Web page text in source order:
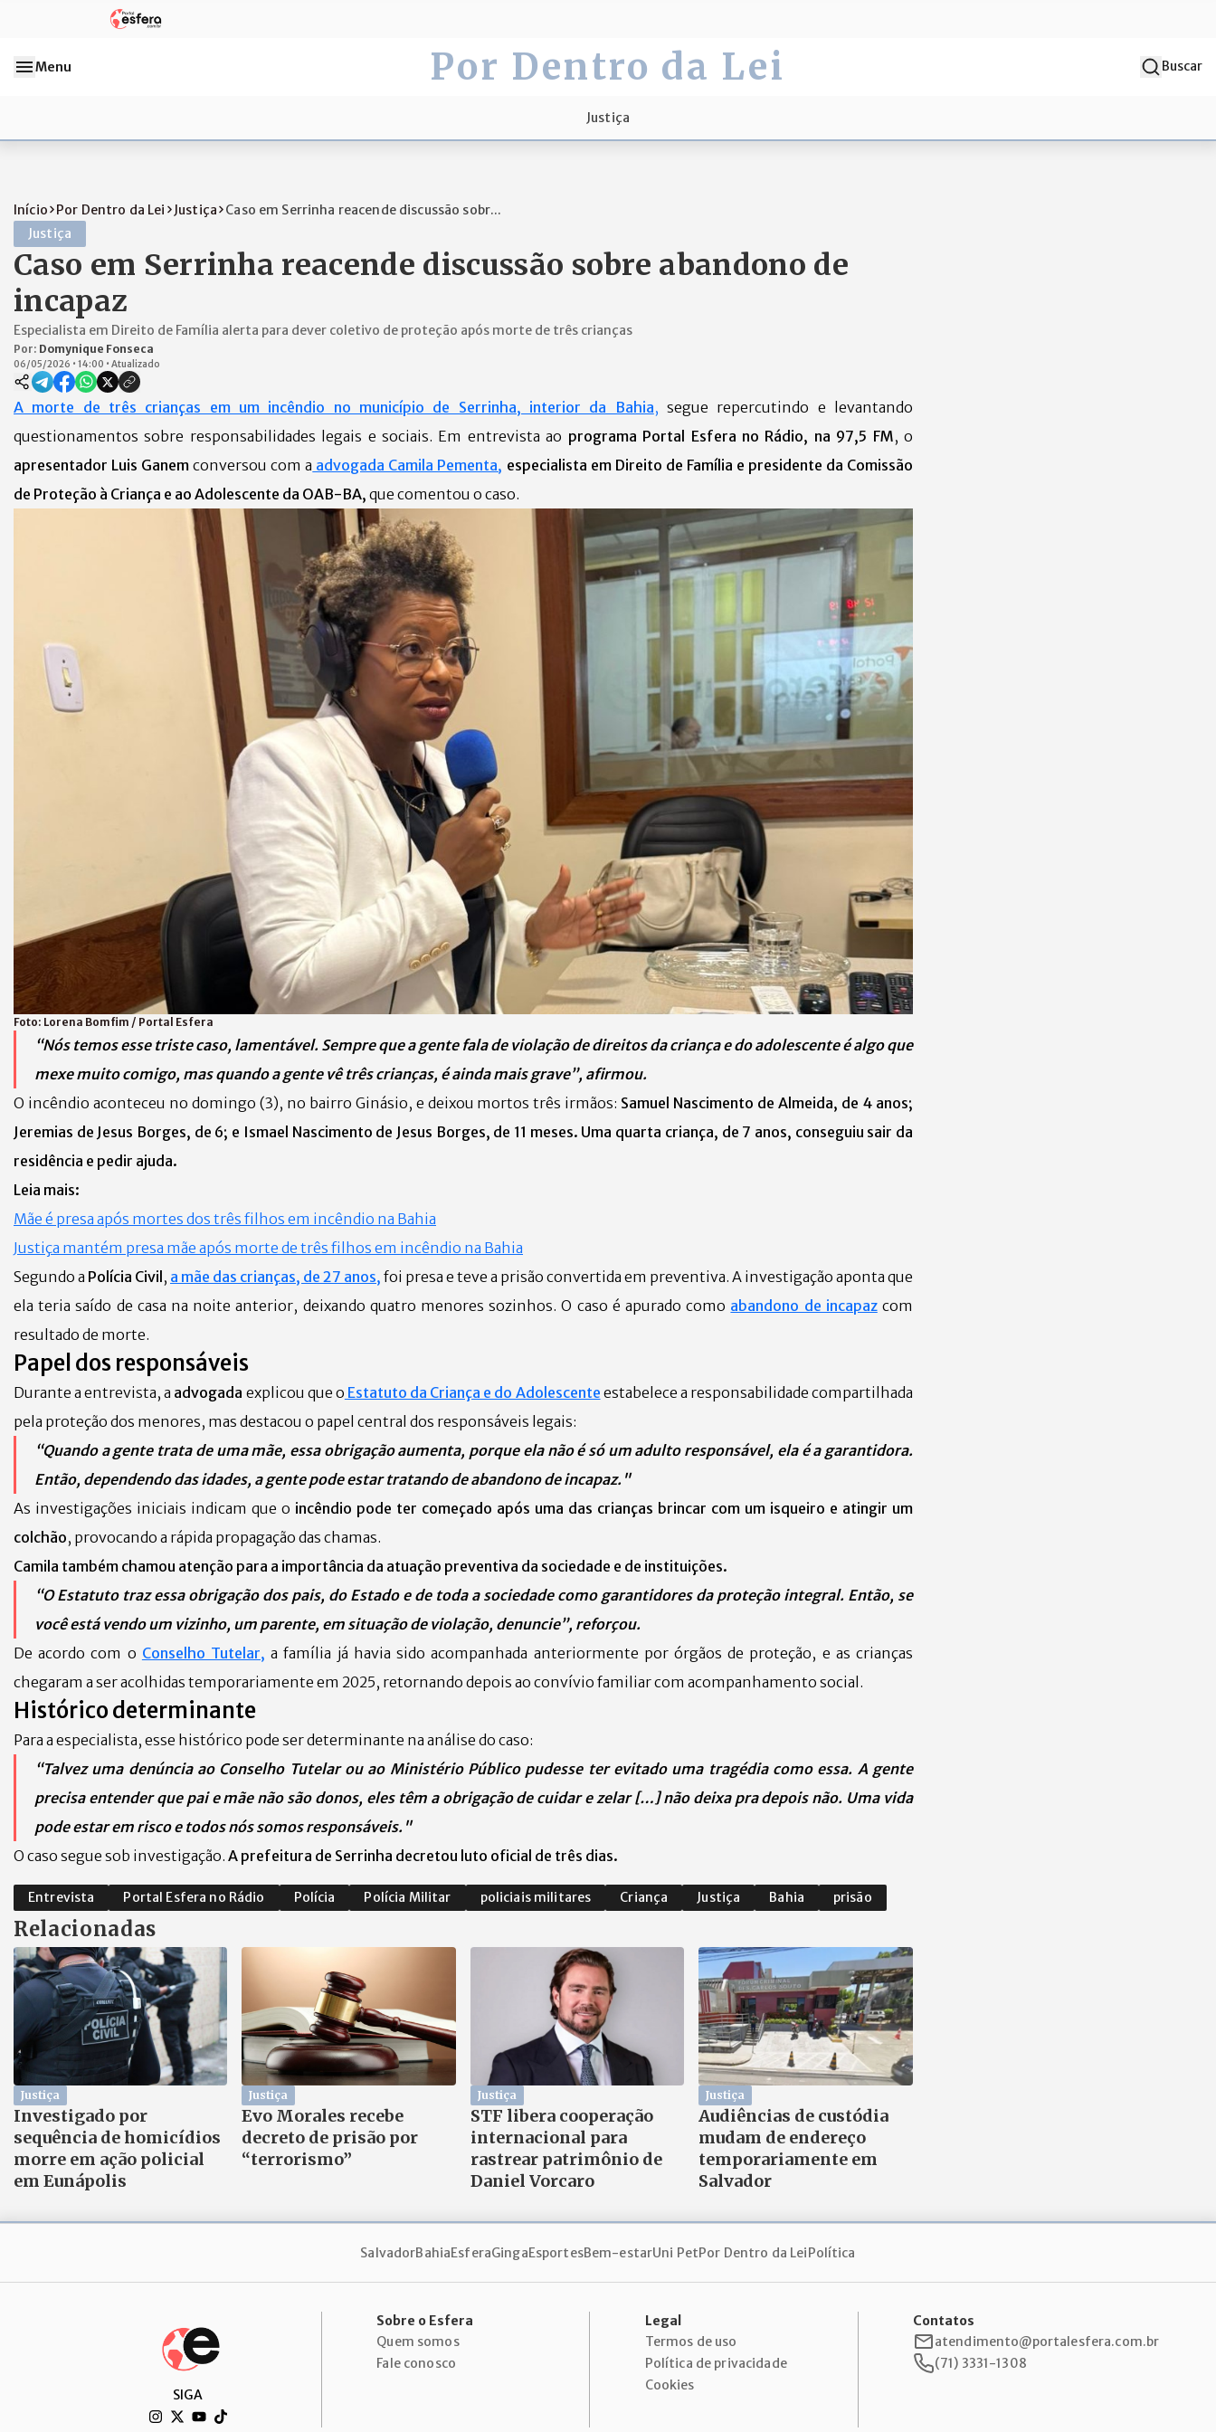
Menu Por Dentro da Lei Buscar
Justiça
Início Por Dentro da Lei Justiça
Caso em Serrinha reacende discussão sobr...
Justiça
Caso em Serrinha reacende discussão sobre abandono de
incapaz
Especialista em Direito de Família alerta para dever coletivo de proteção após morte de três crianças
Por: Domynique Fonseca
06/05/2026 • 14:00 • Atualizado
A morte de três crianças em um incêndio no município de Serrinha, interior da Bahia, segue repercutindo e levantando
questionamentos sobre responsabilidades legais e sociais. Em entrevista ao programa Portal Esfera no Rádio, na 97,5 FM, o
apresentador Luis Ganem conversou com a advogada Camila Pementa, especialista em Direito de Família e presidente da Comissão
de Proteção à Criança e ao Adolescente da OAB-BA, que comentou o caso.
Foto: Lorena Bomfim / Portal Esfera
“Nós temos esse triste caso, lamentável. Sempre que a gente fala de violação de direitos da criança e do adolescente é algo que
mexe muito comigo, mas quando a gente vê três crianças, é ainda mais grave”, afirmou.
O incêndio aconteceu no domingo (3), no bairro Ginásio, e deixou mortos três irmãos: Samuel Nascimento de Almeida, de 4 anos;
Jeremias de Jesus Borges, de 6; e Ismael Nascimento de Jesus Borges, de 11 meses. Uma quarta criança, de 7 anos, conseguiu sair da
residência e pedir ajuda.
Leia mais:
Mãe é presa após mortes dos três filhos em incêndio na Bahia
Justiça mantém presa mãe após morte de três filhos em incêndio na Bahia
Segundo a Polícia Civil, a mãe das crianças, de 27 anos, foi presa e teve a prisão convertida em preventiva. A investigação aponta que
ela teria saído de casa na noite anterior, deixando quatro menores sozinhos. O caso é apurado como abandono de incapazcom
resultado de morte.
Papel dos responsáveis
Durante a entrevista, a advogada explicou que o Estatuto da Criança e do Adolescente estabelece a responsabilidade compartilhada
pela proteção dos menores, mas destacou o papel central dos responsáveis legais:
“Quando a gente trata de uma mãe, essa obrigação aumenta, porque ela não é só um adulto responsável, ela é a garantidora.
Então, dependendo das idades, a gente pode estar tratando de abandono de incapaz."
As investigações iniciais indicam que o incêndio pode ter começado após uma das crianças brincar com um isqueiro e atingir um
colchão, provocando a rápida propagação das chamas.
Camila também chamou atenção para a importância da atuação preventiva da sociedade e de instituições.
“O Estatuto traz essa obrigação dos pais, do Estado e de toda a sociedade como garantidores da proteção integral. Então, se
você está vendo um vizinho, um parente, em situação de violação, denuncie”, reforçou.
De acordo com o Conselho Tutelar, a família já havia sido acompanhada anteriormente por órgãos de proteção, e as crianças
chegaram a ser acolhidas temporariamente em 2025, retornando depois ao convívio familiar com acompanhamento social.
Histórico determinante
Para a especialista, esse histórico pode ser determinante na análise do caso:
“Talvez uma denúncia ao Conselho Tutelar ou ao Ministério Público pudesse ter evitado uma tragédia como essa. A gente
precisa entender que pai e mãe não são donos, eles têm a obrigação de cuidar e zelar […] não deixa pra depois não. Uma vida
pode estar em risco e todos nós somos responsáveis."
O caso segue sob investigação. A prefeitura de Serrinha decretou luto oficial de três dias.
Entrevista Portal Esfera no Rádio Polícia Polícia Militar policiais militares Criança Justiça Bahia prisão
Relacionadas
Justiça
Investigado por
sequência de homicídios
morre em ação policial
em Eunápolis
Justiça
Evo Morales recebe
decreto de prisão por
“terrorismo”
Justiça
STF libera cooperação
internacional para
rastrear patrimônio de
Daniel Vorcaro
Justiça
Audiências de custódia
mudam de endereço
temporariamente em
Salvador
SalvadorBahiaEsferaGingaEsportesBem-estarUni PetPor Dentro da LeiPolítica
SIGA
Sobre o Esfera
Quem somos
Fale conosco
Legal
Termos de uso
Política de privacidade
Cookies
Contatos
atendimento@portalesfera.com.br
(71) 3331-1308